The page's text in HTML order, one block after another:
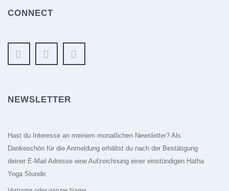
CONNECT
NEWSLETTER
Hast du Interesse an meinem monatlichen Newsletter? Als
Dankeschön für die Anmeldung erhältst du nach der Bestätigung
deiner E-Mail Adresse eine Aufzeichnung einer einstündigen Hatha
Yoga Stunde.